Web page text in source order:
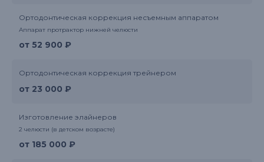
Ортодонтическая коррекция несъемным аппаратом
Аппарат протрактор нижней челюсти
от 52 900 ₽
Ортодонтическая коррекция трейнером
от 23 000 ₽
Изготовление элайнеров
2 челюсти (в детском возрасте)
от 185 000 ₽